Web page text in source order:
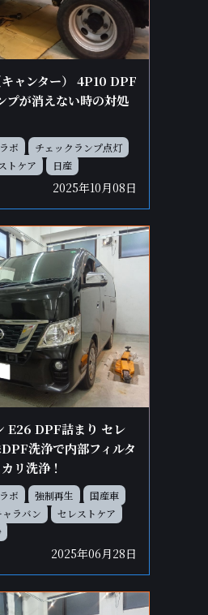
ャンター） 4P10 DPF
プが消えない時の対処
ボ
チェックランプ点灯
トケア 日産
2025年10月08日
E26 DPF詰まり セレ
洗浄で内部フィルタ
リ洗浄！
ボ 強制再生
国産車
ラバン
セレストケア
2025年06月28日